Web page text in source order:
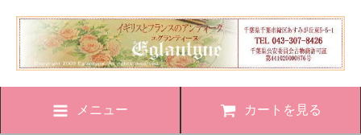
メニュー カートを見る